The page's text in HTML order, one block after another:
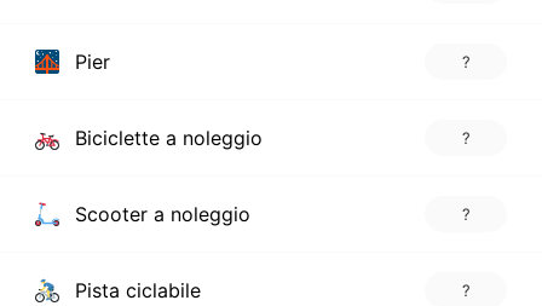
Pier ?
Biciclette a noleggio ?
Scooter a noleggio ?
Pista ciclabile ?